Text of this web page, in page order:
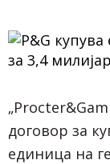
договор за
единица на